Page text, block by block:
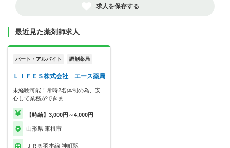
求人を保存する
最近見た薬剤師求人
パート・アルバイト 調剤薬局
ＬＩＦＥＳ株式会社 エース薬局
未経験可能！常時2名体制の為、安
心して業務ができま…
【時給】3,000円～4,000円
山形県 東根市
ＪＲ奥羽本線 神町駅